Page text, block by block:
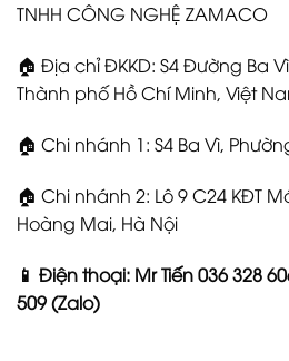
TNHH CÔNG NGHỆ ZAMACO
🏠 Địa chỉ ĐKKD: S4 Đường Ba
Thành phố Hồ Chí Minh, Việt
🏠 Chi nhánh 1: S4 Ba Vì,
🏠 Chi nhánh 2: Lô 9 C24 KĐT
Hoàng Mai, Hà Nội
📱 Điện thoại: Mr Tiến 036 328
509 (Zalo)